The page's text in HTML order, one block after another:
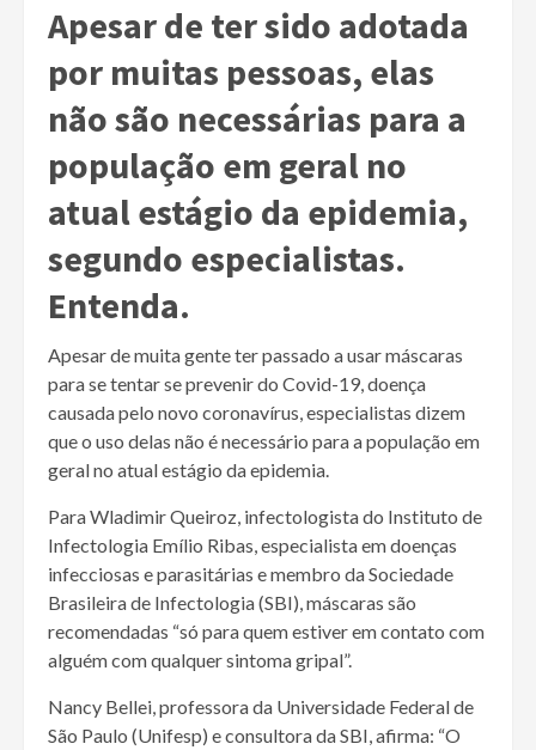
Apesar de ter sido adotada
por muitas pessoas, elas
não são necessárias para a
população em geral no
atual estágio da epidemia,
segundo especialistas.
Entenda.
Apesar de muita gente ter passado a usar máscaras
para se tentar se prevenir do Covid-19, doença
causada pelo novo coronavírus, especialistas dizem
que o uso delas não é necessário para a população em
geral no atual estágio da epidemia.
Para Wladimir Queiroz, infectologista do Instituto de
Infectologia Emílio Ribas, especialista em doenças
infecciosas e parasitárias e membro da Sociedade
Brasileira de Infectologia (SBI), máscaras são
recomendadas “só para quem estiver em contato com
alguém com qualquer sintoma gripal”.
Nancy Bellei, professora da Universidade Federal de
São Paulo (Unifesp) e consultora da SBI, afirma: “O